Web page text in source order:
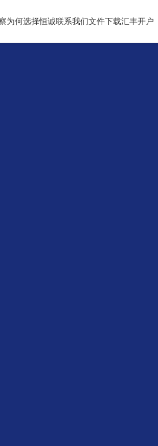
为何选择恒诚联系我们文件下载汇丰开户